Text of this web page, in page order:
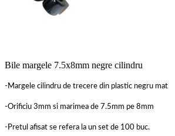
Bile margele 7.5x8mm negre cilindru
-Margele cilindru de trecere din plastic negru mat
-Orificiu 3mm si marimea de 7.5mm pe 8mm
-Pretul afisat se refera la un set de 100 buc.